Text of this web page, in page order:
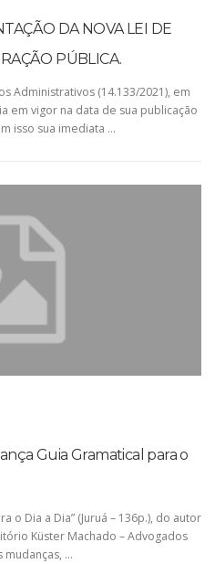
DA NOVA LEI DE
PÚBLICA.
Administrativos (14.133/2021), em
em vigor na data de sua publicação
isso sua imediata …
Guia Gramatical para o
o Dia a Dia” (Juruá – 136p.), do autor
Küster Machado – Advogados
mudanças, …